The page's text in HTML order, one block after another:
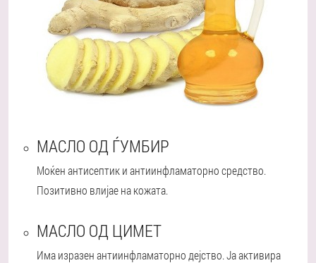
МАСЛО ОД ЃУМБИР
Моќен антисептик и антиинфламаторно средство.
Позитивно влијае на кожата.
МАСЛО ОД ЦИМЕТ
Има изразен антиинфламаторно дејство. Ја активира